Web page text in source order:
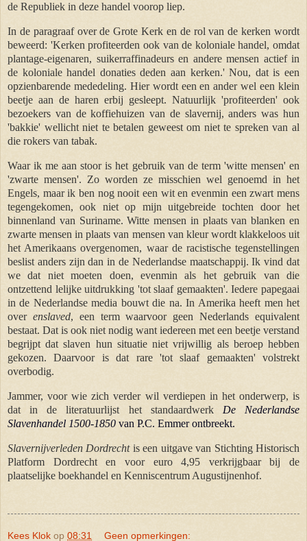
de Republiek in deze handel voorop liep.
In de paragraaf over de Grote Kerk en de rol van de kerken wordt
beweerd: 'Kerken profiteerden ook van de koloniale handel, omdat
plantage-eigenaren, suikerraffinadeurs en andere mensen actief in
de koloniale handel donaties deden aan kerken.' Nou, dat is een
opzienbarende mededeling. Hier wordt een en ander wel een klein
beetje aan de haren erbij gesleept. Natuurlijk 'profiteerden' ook
bezoekers van de koffiehuizen van de slavernij, anders was hun
'bakkie' wellicht niet te betalen geweest om niet te spreken van al
die rokers van tabak.
Waar ik me aan stoor is het gebruik van de term 'witte mensen' en
'zwarte mensen'. Zo worden ze misschien wel genoemd in het
Engels, maar ik ben nog nooit een wit en evenmin een zwart mens
tegengekomen, ook niet op mijn uitgebreide tochten door het
binnenland van Suriname. Witte mensen in plaats van blanken en
zwarte mensen in plaats van mensen van kleur wordt klakkeloos uit
het Amerikaans overgenomen, waar de racistische tegenstellingen
beslist anders zijn dan in de Nederlandse maatschappij. Ik vind dat
we dat niet moeten doen, evenmin als het gebruik van die
ontzettend lelijke uitdrukking 'tot slaaf gemaakten'. Iedere papegaai
in de Nederlandse media bouwt die na. In Amerika heeft men het
over enslaved, een term waarvoor geen Nederlands equivalent
bestaat. Dat is ook niet nodig want iedereen met een beetje verstand
begrijpt dat slaven hun situatie niet vrijwillig als beroep hebben
gekozen. Daarvoor is dat rare 'tot slaaf gemaakten' volstrekt
overbodig.
Jammer, voor wie zich verder wil verdiepen in het onderwerp, is
dat in de literatuurlijst het standaardwerk De Nederlandse
Slavenhandel 1500-1850 van P.C. Emmer ontbreekt.
Slavernijverleden Dordrechtis een uitgave van Stichting Historisch
Platform Dordrecht en voor euro 4,95 verkrijgbaar bij de
plaatselijke boekhandel en Kenniscentrum Augustijnenhof.
Kees Klok op 08:31 Geen opmerkingen: